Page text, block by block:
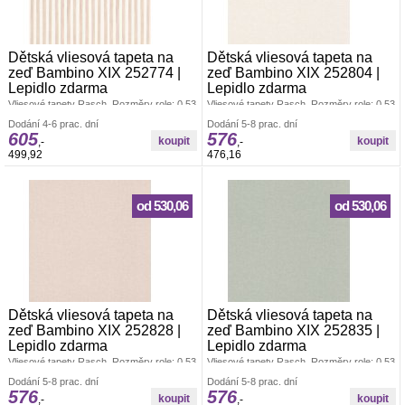
Dětská vliesová tapeta na
zeď Bambino XIX 252774 |
Lepidlo zdarma
Vliesové tapety Rasch. Rozměry role: 0,53
Lepidlem se natírá pouze zeď. Vliesové
tapety na zeď se vyznačují dobrou
prodyšností, mechanickou odolností a
schopností zakrytí jemných prasklin.
Dodání 4-6 prac. dní
605,-
499,92
Dětská vliesová tapeta na
zeď Bambino XIX 252804 |
Lepidlo zdarma
Vliesové tapety Rasch. Rozměry role: 0,53
Lepidlem se natírá pouze zeď. Vliesové
tapety na zeď se vyznačují dobrou
prodyšností, mechanickou odolností a
schopností zakrytí jemných prasklin.
Dodání 5-8 prac. dní
576,-
476,16
Dětská vliesová tapeta na
zeď Bambino XIX 252828 |
Lepidlo zdarma
Vliesové tapety Rasch. Rozměry role: 0,53
Lepidlem se natírá pouze zeď. Vliesové
tapety na zeď se vyznačují dobrou
od 530,06
Dodání 5-8 prac. dní
576 ,-
Dětská vliesová tapeta na
zeď Bambino XIX 252835 |
Lepidlo zdarma
Vliesové tapety Rasch. Rozměry role: 0,53
Lepidlem se natírá pouze zeď. Vliesové
tapety na zeď se vyznačují dobrou
od 530,06
Dodání 5-8 prac. dní
576,-